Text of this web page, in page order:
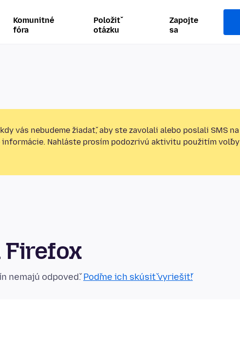
Komunitné
fóra
Položiť
otázku
Zapojte
sa
vás nebudeme žiadať, aby ste zavolali alebo poslali SMS na
Nahláste prosím podozrivú aktivitu použitím voľby
nemajú odpoveď.Poďme ich skúsiť vyriešiť!